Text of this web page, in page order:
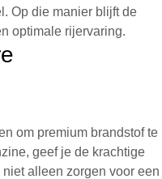
Op die manier blijft de
optimale rijervaring.
om premium brandstof te
geef je de krachtige
alleen zorgen voor een